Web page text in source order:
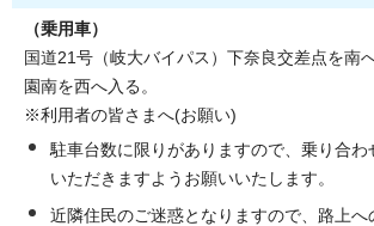
（乗用車）
国道21号（岐大バイパス）下奈良交差点を南
園南を西へ入る。
※利用者の皆さまへ(お願い)
駐車台数に限りがありますので、乗り合わ
いただきますようお願いいたします。
近隣住民のご迷惑となりますので、路上へ